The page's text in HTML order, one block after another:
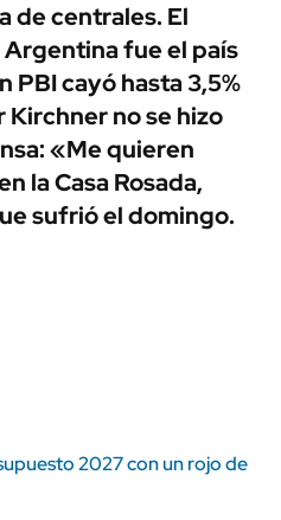
de centrales. El
fue el país
PBI cayó hasta 3,5%
no se hizo
«Me quieren
la Casa Rosada,
sufrió el domingo.
2027 con un rojo de